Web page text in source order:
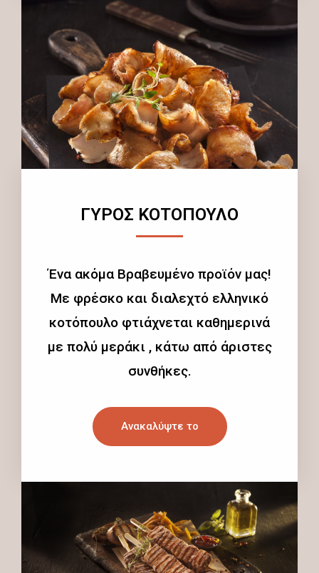
ΓΥΡΟΣ ΚΟΤΟΠΟΥΛΟ
Ένα ακόμα Βραβευμένο προϊόν μας!
Με φρέσκο και διαλεχτό ελληνικό
κοτόπουλο φτιάχνεται καθημερινά
με πολύ μεράκι , κάτω από άριστες
συνθήκες.
Ανακαλύψτε το